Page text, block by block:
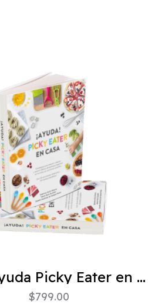
Libro Ayuda Picky Eater en casa
$799.00